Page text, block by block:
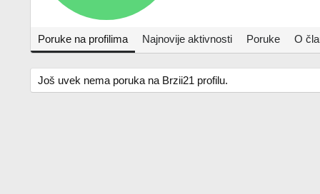
Poruke na profilima Najnovije aktivnosti Poruke O
Još uvek nema poruka na Brzii21 profilu.